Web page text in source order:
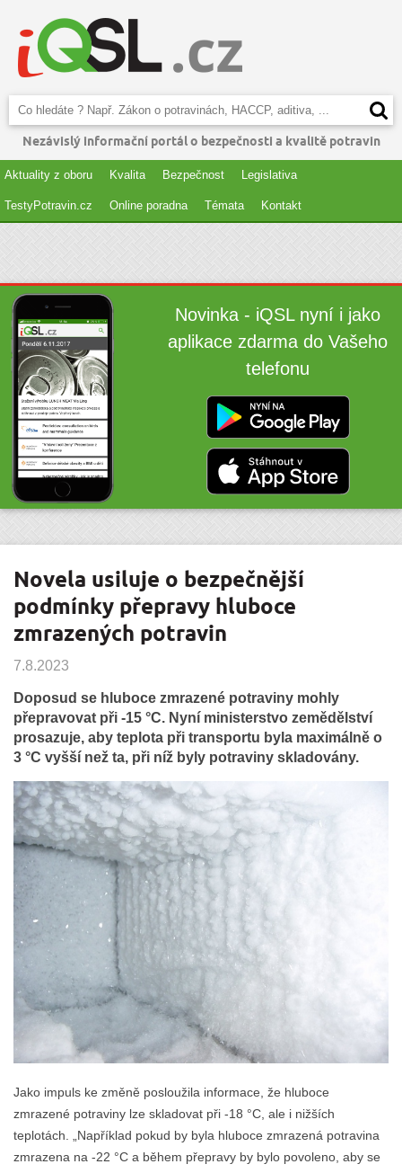
Nezávislý informační portál o bezpečnosti a kvalitě potravin
Aktuality z oboru Kvalita Bezpečnost Legislativa
TestyPotravin.cz Online poradna Témata Kontakt
Novinka - iQSL nyní i jako
aplikace zdarma do Vašeho
telefonu
Novela usiluje o bezpečnější
podmínky přepravy hluboce
zmrazených potravin
7.8.2023
Doposud se hluboce zmrazené potraviny mohly
přepravovat při -15 °C. Nyní ministerstvo zemědělství
prosazuje, aby teplota při transportu byla maximálně o
3 °C vyšší než ta, při níž byly potraviny skladovány.
Jako impuls ke změně posloužila informace, že hluboce
zmrazené potraviny lze skladovat při -18 °C, ale i nižších
teplotách. „Například pokud by byla hluboce zmrazená potravina
zmrazena na -22 °C a během přepravy by bylo povoleno, aby se